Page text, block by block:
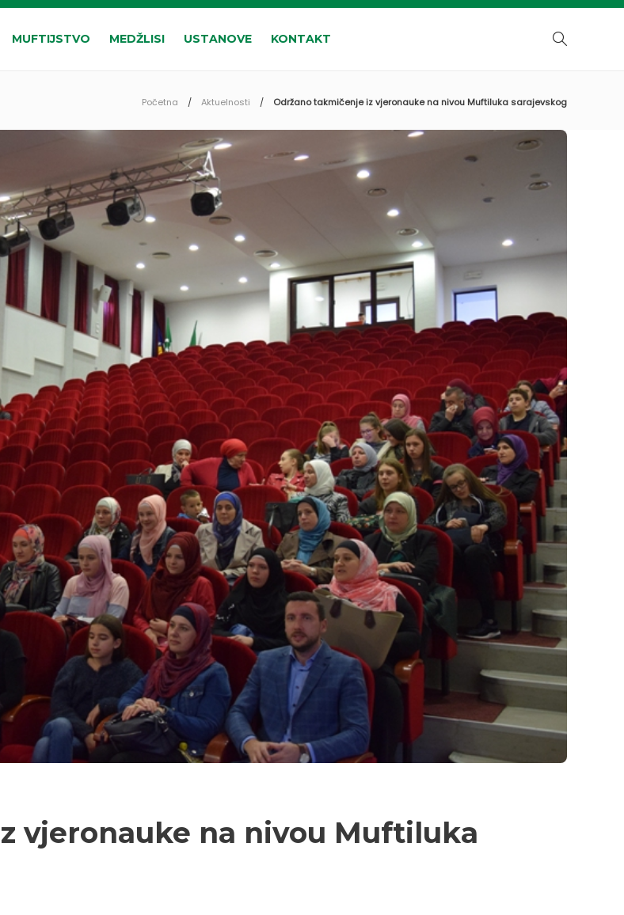
MUFTIJSTVO MEDŽLISI USTANOVE KONTAKT
Početna Aktuelnosti Održano takmičenje iz vjeronauke na nivou Muftiluka sarajevskog
vjeronauke na nivou Muftiluka